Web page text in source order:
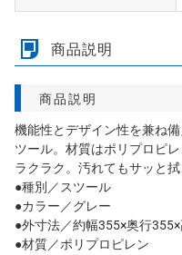
商品説明
商品説明
機能性とデザイン性を兼ね
ツール。材質はポリプロピ
ラクラク。汚れてもサッと
●種別／スツール
●カラー／グレー
●外寸法／約幅355×奥行
●材質／ポリプロピレン